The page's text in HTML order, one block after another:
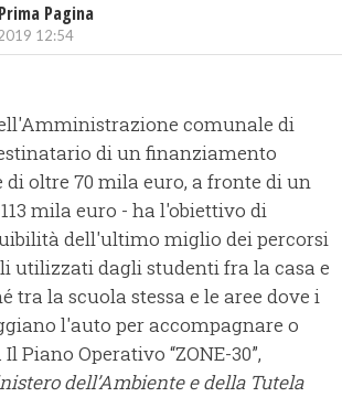
Pagina
12:54
comunale di
di un finanziamento
oltre 70 mila euro, a fronte di un
mila euro - ha l'obiettivo di
dell'ultimo miglio dei percorsi
utilizzati dagli studenti fra la casa e
tra la scuola stessa e le aree dove i
l'auto per accompagnare o
Piano Operativo “ZONE-30”,
dell’Ambiente e della Tutela